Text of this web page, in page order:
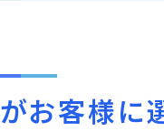
がお客様に